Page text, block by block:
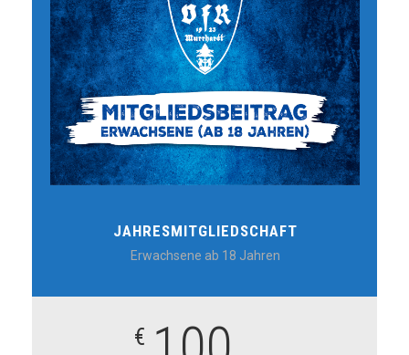
JAHRESMITGLIEDSCHAFT
Erwachsene ab 18 Jahren
€